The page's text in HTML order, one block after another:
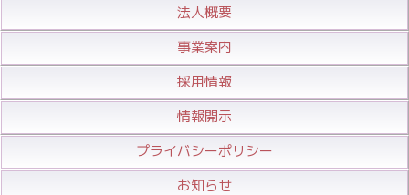
法人概要
事業案内
採用情報
情報開示
プライバシーポリシー
お知らせ